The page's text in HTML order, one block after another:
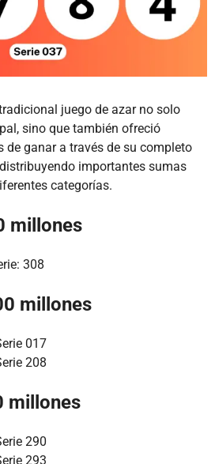
juego de azar no solo
sino que también ofreció
de ganar a través de su completo
importantes sumas
categorías.
millones
308
millones
017
208
millones
290
293